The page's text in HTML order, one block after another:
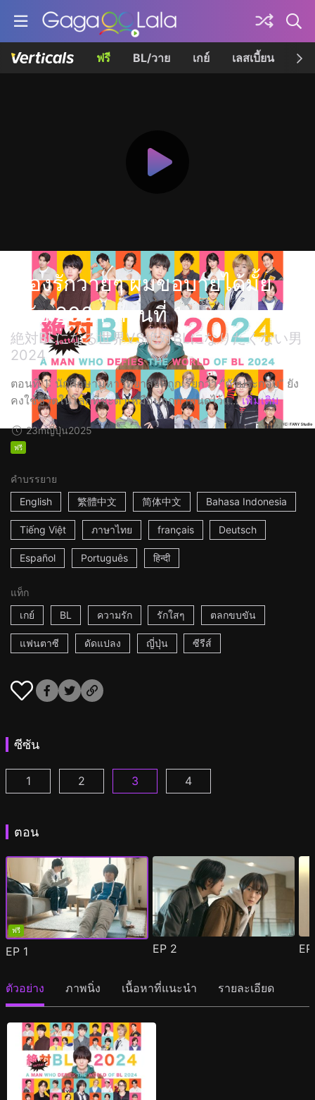
ฟรี BL/วาย เกย์ เลสเบี้ยน เค
เรื่องรักวายๆ ผมขอบายได้มั้ย
ครับ 2024 ตอนที่ 1
絶対BLになる世界VS絶対BLになりたくない男
2024
ตอนที่ 1: นักศึกษามหาวิทยาลัยที่ถูกเรียกว่า “ตัวประกอบ” ยัง
คงใช้ชีวิตในโลกที่ชะตาเหมือนถูกกำหนดไว้แ... เพิ่มเติม
23mญี่ปุ่น2025
ฟรี
คำบรรยาย
English
繁體中文 简体中文 Bahasa Indonesia
Tiếng Việt ภาษาไทย français Deutsch
Español Português हिन्दी
แท็ก
เกย์
BL ความรัก รักใสๆ ตลกขบขัน
แฟนตาซี ดัดแปลง ญี่ปุ่น ซีรีส์
ซีซัน
เรื่องวายๆผมขอบายได้ไหมครับ ตอนที่ 1
1 เรื่องวายๆผมขอบายได้ไหมครับ 2 ตอนที่ 1
2 เรื่องรักวายๆ ผมขอบายได้มั้ยครับ
3 เรื่องรักวายๆ ผมขอบายไ
4
ตอน
ฟรี
EP 1 EP 2
ตัวอย่าง ภาพนิ่ง เนื้อหาที่แนะนำ รายละเอียด